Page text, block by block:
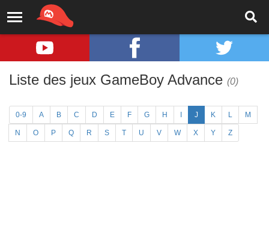
Liste des jeux GameBoy Advance (0)
0-9 A B C D E F G H J K L M
N O P Q R S T U V W X Y Z